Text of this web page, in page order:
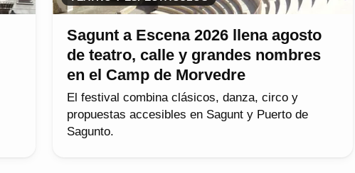
Sagunt a Escena 2026 llena agosto
de teatro, calle y grandes nombres
en el Camp de Morvedre
El festival combina clásicos, danza, circo y
propuestas accesibles en Sagunt y Puerto de
Sagunto.